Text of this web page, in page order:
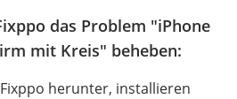
das Problem "iPhone
mit Kreis" beheben:
Fixppo herunter, installieren